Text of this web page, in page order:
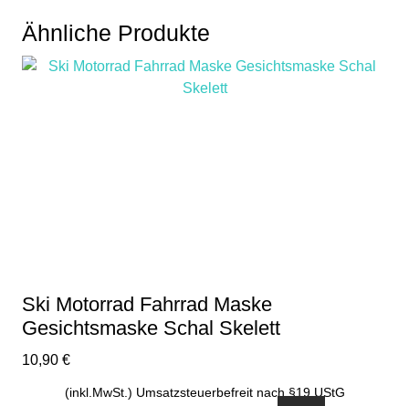
Ähnliche Produkte
Ski Motorrad Fahrrad Maske
Gesichtsmaske Schal Skelett
10,90 €
(inkl.MwSt.) Umsatzsteuerbefreit nach §19 UStG